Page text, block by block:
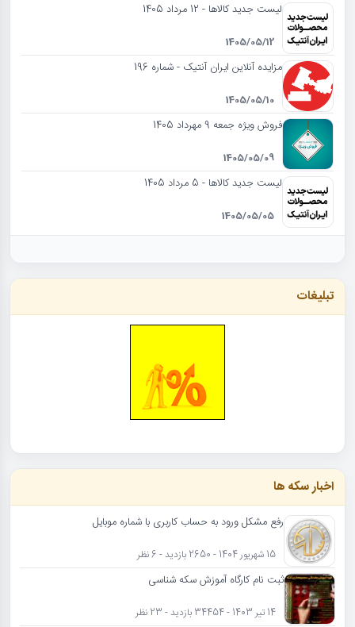
لیست جدید کالاها - 12 مرداد 1405
1405/05/12
مزایده آنلاین ایران آنتیک - شماره 196
1405/05/10
فروش ویژه جمعه 9 مهرداد 1405
1405/05/09
لیست جدید کالاها - 5 مرداد 1405
1405/05/05
تبلیغات
اخبار سکه ها
رفع مشکل ورود به حساب کاربری با شماره موبایل
15 شهریور 1404 - 2650 بازدید - 6 نظر
ثبت نام کارگاه آموزش سکه شناسی
14 تیر 1403 - 34454 بازدید - 23 نظر